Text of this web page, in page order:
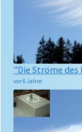
"Die Ströme des
vor 6 Jahre